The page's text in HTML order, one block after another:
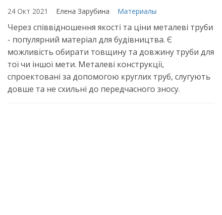
24 Окт 2021 Елена Зарубина Материалы
Через співвідношення якості та ціни металеві труби
- популярний матеріал для будівництва. Є
можливість обирати товщину та довжину труби для
тої чи іншої мети. Металеві конструкції,
спроектовані за допомогою круглих труб, слугують
довше та не схильні до передчасного зносу.